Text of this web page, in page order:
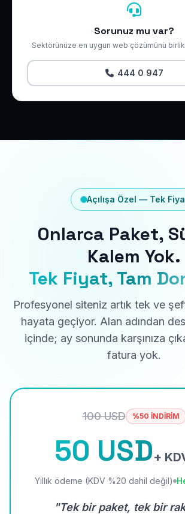
Sorunuz mu var?
Sektörünüze en uygun web çözümünü
444 0 947
Açılışa Özel — Tek
Onlarca Paket,
Kalem Yok.
Tek Fiyat, Tam
Profesyonel siteniz artık tek ve
hayata geçiyor. Alan adından
içinde; ay sonunda karşınıza
fatura yok.
100 USD %50 İNDİRİM
50 USD+
Yıllık ödeme (KDV %20 dahil değil)
"Tek bir paket, tek bir